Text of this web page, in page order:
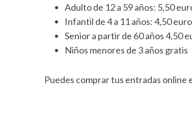
Adulto de 12 a 59 años: 5,50
Infantil de 4 a 11 años: 4,50
Senior a partir de 60 años 4,50
Niños menores de 3 años gratis
Puedes comprar tus entradas online